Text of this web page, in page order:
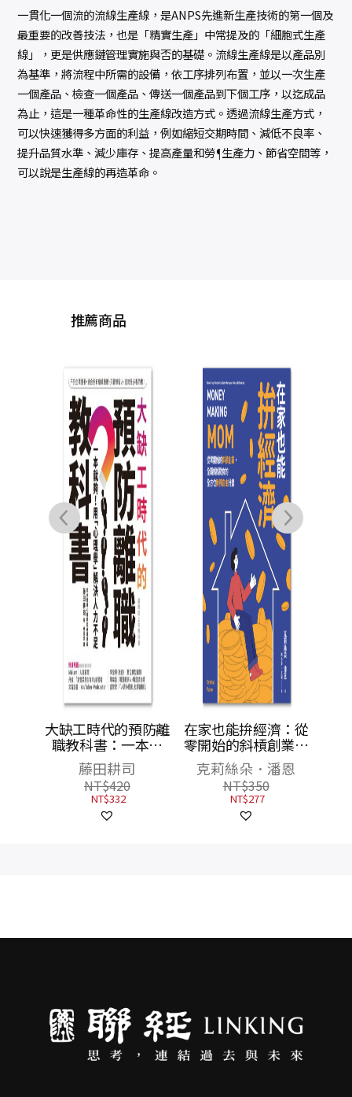
一貫化一個流的流線生產線，是ANPS先進新生產技術的第一個及
最重要的改善技法，也是「精實生產」中常提及的「細胞式生產
線」，更是供應鏈管理實施與否的基礎。流線生產線是以產品別
為基準，將流程中所需的設備，依工序排列布置，並以一次生產
一個產品、檢查一個產品、傳送一個產品到下個工序，以迄成品
為止，這是一種革命性的生產線改造方式。透過流線生產方式，
可以快速獲得多方面的利益，例如縮短交期時間、減低不良率、
提升品質水準、減少庫存、提高產量和勞生產力、節省空間等，
可以說是生產線的再造革命。
推薦商品
大缺工時代的預防離
職教科書：一本就
夠！用「心理學」解
決人力不足
藤田耕司
NT$420
NT$332
在家也能拚經濟：從
零開始的斜槓創業，
全職媽媽教你的全方
位財務自由計畫
克莉絲朵．潘恩
NT$350
NT$277